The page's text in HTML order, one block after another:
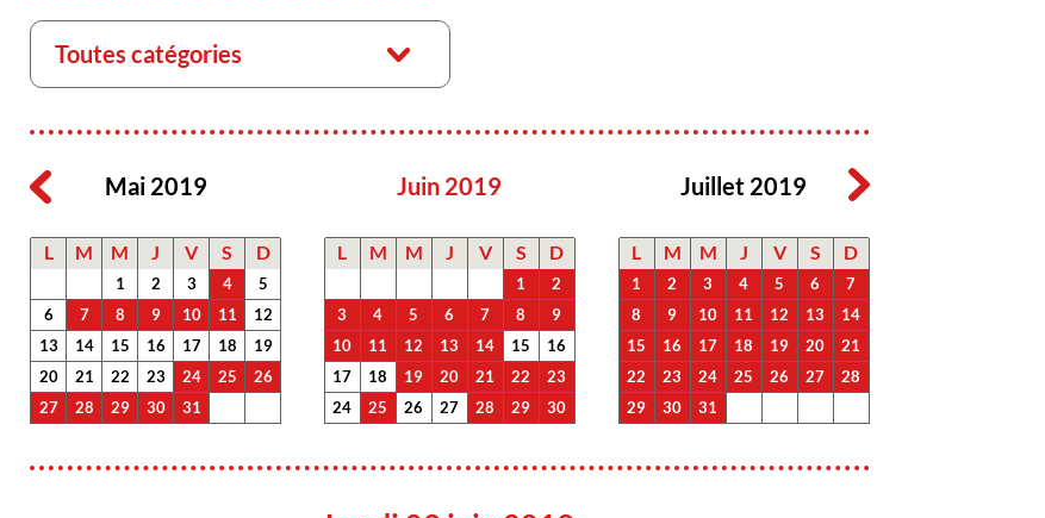
Toutes catégories
Mai 2019
L M M J V S D
1 2 3 4
5
6
7 8 9 10 11
12
13
14 15 16 17 18
19
20
21 22 23 24 25
26
27
28 29 30 31
Juin 2019
L M M J V S D
1
2
3
4 5 6 7 8
9
10
11 12 13 14 15
16
17
18 19 20 21 22
23
24
25 26 27 28 29 30
Juillet 2019
L M M J V S D
1 2 3 4 5 6
7
8
9 10 11 12 13
14
15
16 17 18 19 20
21
22
23 24 25 26 27
28
29
30 31